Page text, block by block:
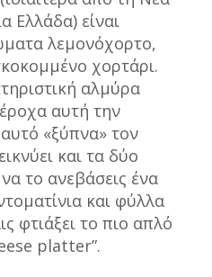
Ελλάδα) είναι
λεμονόχορτο,
χορτάρι.
αλμύρα
αυτή την
«ξύπνα» τον
και τα δύο
το ανεβάσεις ένα
και φύλλα
φτιάξει το πιο απλό
platter”.